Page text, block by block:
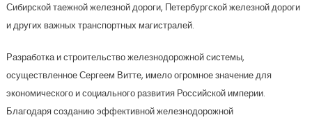
Сибирской таежной железной дороги, Петербургской железной дороги
и других важных транспортных магистралей.
Разработка и строительство железнодорожной системы,
осуществленное Сергеем Витте, имело огромное значение для
экономического и социального развития Российской империи.
Благодаря созданию эффективной железнодорожной